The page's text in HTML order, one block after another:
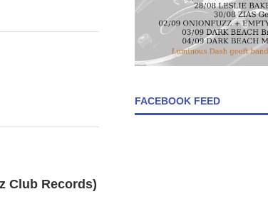
Club Records)
FACEBOOK FEED